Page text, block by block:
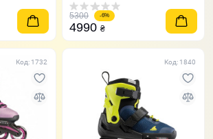
розовые 36,5-40,5
5300
-6%
4990 ₴
Код: 1732 Код: 1840